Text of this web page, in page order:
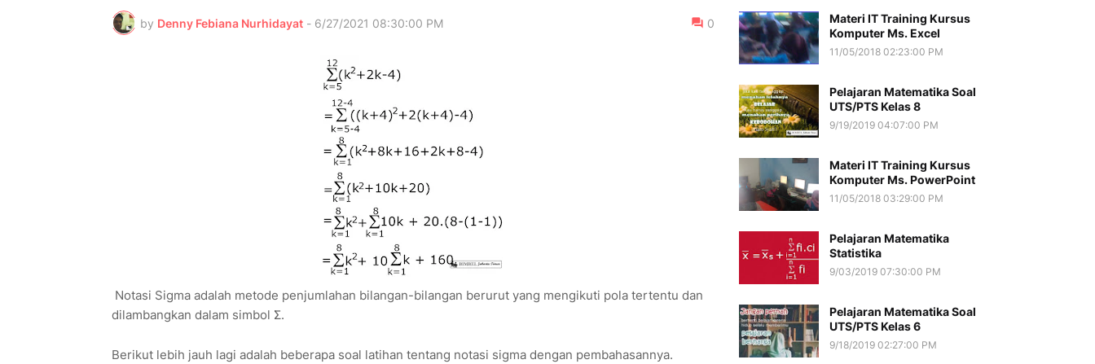
by Denny Febiana Nurhidayat - 6/27/2021 08:30:00 PM 0
Notasi Sigma adalah metode penjumlahan bilangan-bilangan berurut yang mengikuti pola tertentu dan
dilambangkan dalam simbol Σ.
Berikut lebih jauh lagi adalah beberapa soal latihan tentang notasi sigma dengan pembahasannya.
Materi IT Training Kursus
Komputer Ms. Excel
11/05/2018 02:23:00 PM
Pelajaran Matematika Soal
UTS/PTS Kelas 8
9/19/2019 04:07:00 PM
Materi IT Training Kursus
Komputer Ms. PowerPoint
11/05/2018 03:29:00 PM
Pelajaran Matematika
Statistika
9/03/2019 07:30:00 PM
Pelajaran Matematika Soal
UTS/PTS Kelas 6
9/18/2019 02:27:00 PM